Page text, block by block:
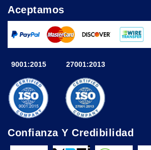
Aceptamos
9001:2015 27001:2013
Confianza Y Credibilidad